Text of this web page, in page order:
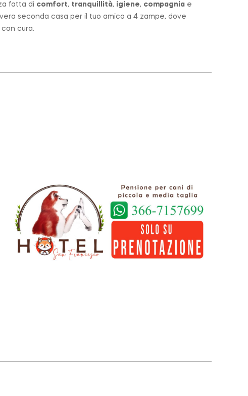
fatta di comfort, tranquillità, igiene, compagniae
seconda casa per il tuo amico a 4 zampe, dove
cura.